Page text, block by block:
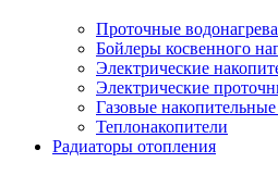
Проточные
Бойлеры косвенного
Электрические
Электрические
Газовые
Теплонакопители
Радиаторы отопления